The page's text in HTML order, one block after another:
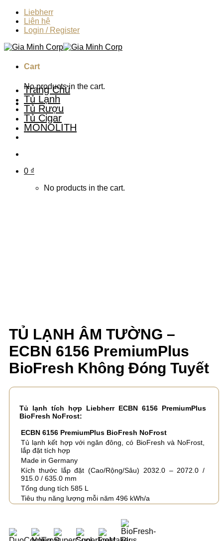
Skip
content
Liebherr
Liên hệ
Login / Register
Cart
No products in the cart.
Trang Chủ
Tủ Lạnh
Tủ Rượu
Tủ Cigar
MONOLITH
0 ₫
No products in the cart.
TỦ LẠNH ÂM TƯỜNG –
ECBN 6156 PremiumPlus
BioFresh Không Đóng Tuyết
Tủ lạnh tích hợp Liebherr ECBN 6156 PremiumPlus
BioFresh NoFrost:
ECBN 6156 PremiumPlus BioFresh NoFrost
Tủ lạnh kết hợp với ngăn đông, có BioFresh và NoFrost,
lắp đặt tích hợp
Made in Germany
Kích thước lắp đặt (Cao/Rộng/Sâu) 2032.0 – 2072.0 /
915.0 / 635.0 mm
Tổng dung tích 585 L
Tiêu thụ năng lượng mỗi năm 496 kWh/a